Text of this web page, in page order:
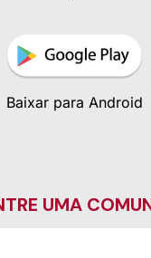
Baixar para Android
UMA